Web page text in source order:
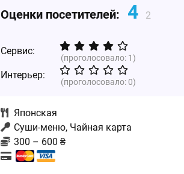
Оценки посетителей: 4 2
Сервис:
(проголосовало: 1)
Интерьер:
(проголосовало:0)
Японская
Суши-меню, Чайная карта
300 – 600 ₴